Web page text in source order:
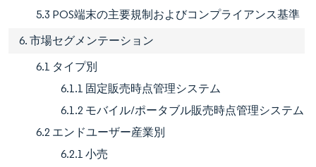
5.3 POS端末の主要規制およびコンプライアンス基準
6. 市場セグメンテーション
6.1 タイプ別
6.1.1 固定販売時点管理システム
6.1.2 モバイル/ポータブル販売時点管理システム
6.2 エンドユーザー産業別
6.2.1 小売